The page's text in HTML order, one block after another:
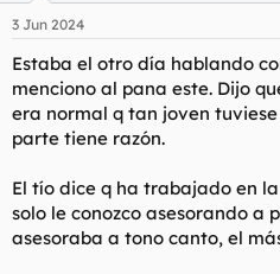
3 Jun 2024
Estaba el otro día hablando
menciono al pana este. Dijo
era normal q tan joven
parte tiene razón.
El tío dice q ha trabajado en
solo le conozco asesorando a
asesoraba a tono canto, el